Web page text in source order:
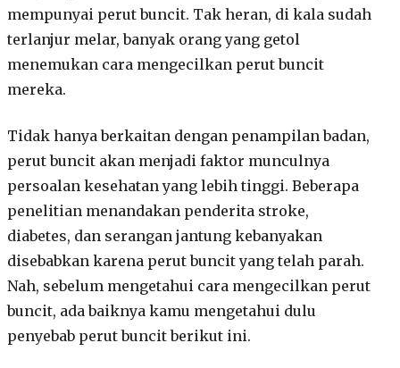
mempunyai perut buncit. Tak heran, di kala sudah
terlanjur melar, banyak orang yang getol
menemukan cara mengecilkan perut buncit
mereka.
Tidak hanya berkaitan dengan penampilan badan,
perut buncit akan menjadi faktor munculnya
persoalan kesehatan yang lebih tinggi. Beberapa
penelitian menandakan penderita stroke,
diabetes, dan serangan jantung kebanyakan
disebabkan karena perut buncit yang telah parah.
Nah, sebelum mengetahui cara mengecilkan perut
buncit, ada baiknya kamu mengetahui dulu
penyebab perut buncit berikut ini.